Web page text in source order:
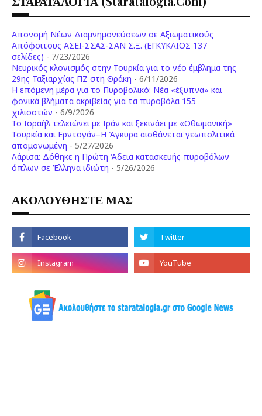
Απονομή Νέων Διαμνημονεύσεων σε Αξιωματικούς
Απόφοιτους ΑΣΕΙ-ΣΣΑΣ-ΣΑΝ Σ.Ξ. (ΕΓΚΥΚΛΙΟΣ 137
σελίδες) - 7/23/2026
Νευρικός κλονισμός στην Τουρκία για το νέο έμβλημα της
29ης Ταξιαρχίας ΠΖ στη Θράκη - 6/11/2026
Η επόμενη μέρα για το Πυροβολικό: Νέα «έξυπνα» και
φονικά βλήματα ακριβείας για τα πυροβόλα 155
χιλιοστών - 6/9/2026
Το Ισραήλ τελειώνει με Ιράν και ξεκινάει με «Οθωμανική»
Τουρκία και Ερντογάν–Η Άγκυρα αισθάνεται γεωπολιτικά
απομονωμένη - 5/27/2026
Λάρισα: Δόθηκε η Πρώτη Άδεια κατασκευής πυροβόλων
όπλων σε Έλληνα ιδιώτη - 5/26/2026
ΑΚΟΛΟΥΘΗΣΤΕ ΜΑΣ